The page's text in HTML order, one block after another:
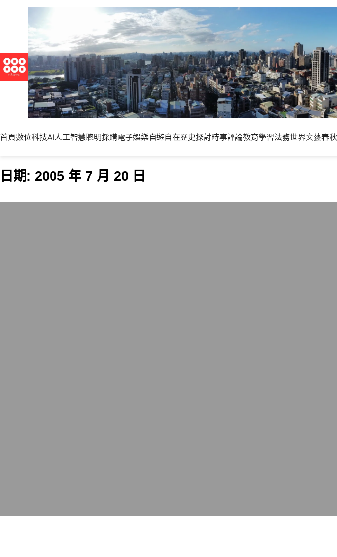
首頁數位科技AI人工智慧聰明採購電子娛樂自遊自在歷史探討時事評論教育學習法務世界文藝春秋
日期: 2005 年 7 月 20 日